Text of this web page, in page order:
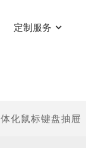
定制服务
化鼠标键盘抽屉